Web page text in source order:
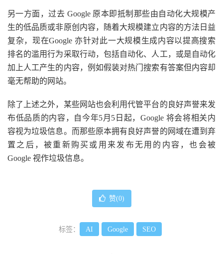
另一方面，过去 Google 原本即抵制那些由自动化大规模产
生的低品质或非原创内容，随着大规模建立内容的方法日益
复杂，现在Google 亦针对此一大规模生成内容以提高搜索
排名的滥用行为采取行动，包括自动化、人工，或是自动化
加上人工产生的内容，例如假装对热门搜索有答案但内容却
毫无帮助的网站。
除了上述之外，某些网站也会利用代管平台的良好声誉来发
布低品质的内容，自今年5月5日起，Google 将会将相关内
容视为垃圾信息。而那些原本拥有良好声誉的网域在遭到弃
置之后，被重新购买或用来发布无用的内容，也会被
Google 视作垃圾信息。
赞(0)
标签： AI Google SEO